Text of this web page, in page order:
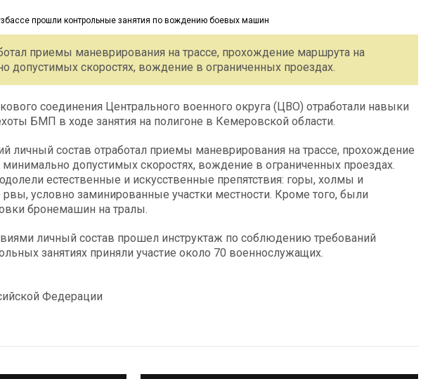
приемы маневрирования на трассе, прохождение маршрута на
допустимых скоростях, вождение в ограниченных проездах.
соединения Центрального военного округа (ЦВО) отработали навыки
БМП в ходе занятия на полигоне в Кемеровской области.
личный состав отработал приемы маневрирования на трассе, прохождение
допустимых скоростях, вождение в ограниченных проездах.
естественные и искусственные препятствия: горы, холмы и
условно заминированные участки местности. Кроме того, были
бронемашин на тралы.
личный состав прошел инструктаж по соблюдению требований
занятиях приняли участие около 70 военнослужащих.
Федерации